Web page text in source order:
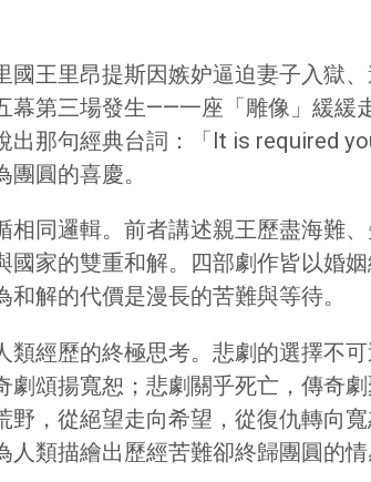
國王里昂提斯因嫉妒逼迫妻子入
幕第三場發生——一座「雕像」緩
出那句經典台詞：「It is required
圓的喜慶。
相同邏輯。前者講述親王歷盡海
國家的雙重和解。四部劇作皆以婚
解的代價是漫長的苦難與等待。
類經歷的終極思考。悲劇的選擇不
劇頌揚寬恕；悲劇關乎死亡，傳奇
野，從絕望走向希望，從復仇轉向
類描繪出歷經苦難卻終歸團圓的